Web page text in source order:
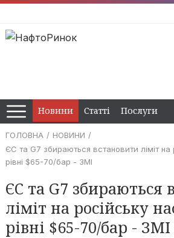
Новини Статті Послуги
ГОЛОВНА
НОВИНИ
ЄС та G7 збираються встановити ліміт на
рівні $65-70/бар - ЗМІ
ЄС та G7 збираються
ліміт на російську
рівні $65-70/бар - ЗМІ